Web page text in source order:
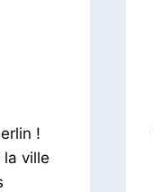
!
la ville